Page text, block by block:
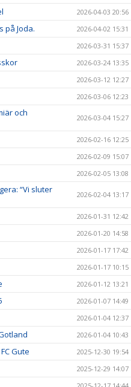
2026-04-03 20:56
på Joda. 2026-04-02 15:31
2026-03-31 15:37
2026-03-24 13:35
2026-03-12 12:27
2026-03-06 12:23
och
2026-03-04 15:27
2026-02-16 12:25
2026-02-09 15:07
2026-02-05 13:08
“Vi sluter
2026-02-04 13:17
2026-01-31 12:42
2026-01-20 14:58
2026-01-17 17:42
2026-01-17 10:15
2026-01-12 13:21
2026-01-07 14:49
2026-01-04 12:37
2026-01-04 10:43
Gute 2025-12-30 19:54
2025-12-29 14:07